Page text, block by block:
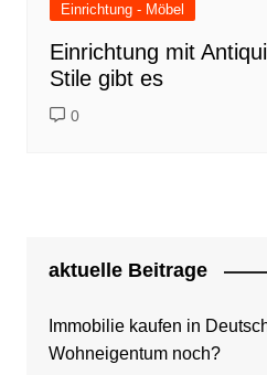
Einrichtung - Möbel
Einrichtung mit
Stile gibt es
0
aktuelle Beitrage
Immobilie kaufen in
Wohneigentum noch?